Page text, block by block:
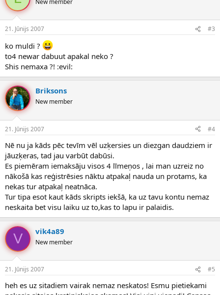
21. Jūnijs 2007 #3
ko muldi ?
to4 newar dabuut apakal neko ?
Shis nemaxa ?! :evil:
Briksons
New member
21. Jūnijs 2007 #4
Nē nu ja kāds pēc tevīm vēl uzķersies un diezgan daudziem ir
jāuzķeras, tad jau varbūt dabūsi.
Es piemēram iemaksāju visos 4 līmeņos , lai man uzreiz no
nākošā kas reģistrēsies nāktu atpakaļ nauda un protams, ka
nekas tur atpakaļ neatnāca.
Tur tipa esot kaut kāds skripts iekšā, ka uz tavu kontu nemaz
neskaita bet visu laiku uz to,kas to lapu ir palaidis.
V vik4a89
New member
21. Jūnijs 2007 #5
heh es uz sitadiem vairak nemaz neskatos! Esmu pietiekami